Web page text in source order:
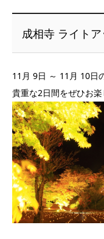
成相寺 ライト
11月 9日 ～ 11月 10日
貴重な2日間をぜひお楽